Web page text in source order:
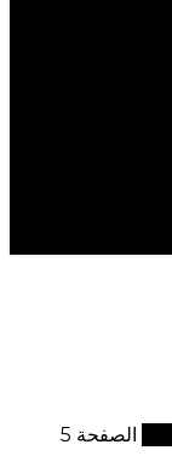
الصفحة 5